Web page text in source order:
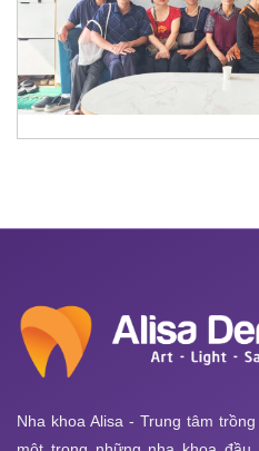
Nha khoa Alisa - Trung tâm